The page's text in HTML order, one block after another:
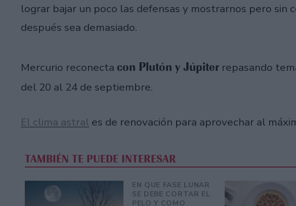
lograr bajar un poco las defensas y mostrarnos pero sin
después sea demasiado.
Mercurio reconecta con Plutón y Júpiter repasando
del 20 al 24 de septiembre.
El clima astral es de renovación para aprovechar al
TAMBIÉN TE PUEDE INTERESAR
EN QUE FASE LUNAR
SE DEBE CORTAR EL
PELO Y COMO